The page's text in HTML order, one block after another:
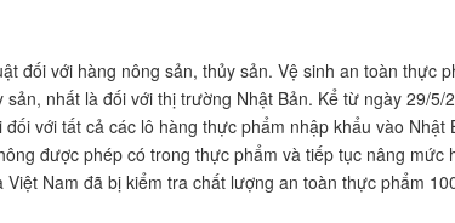
đối với hàng nông sản, thủy sản. Vệ sinh an toàn thực
nhất là đối với thị trường Nhật Bản. Kể từ ngày 29/5/
với tất cả các lô hàng thực phẩm nhập khẩu vào Nhật
được phép có trong thực phẩm và tiếp tục nâng mức
Nam đã bị kiểm tra chất lượng an toàn thực phẩm